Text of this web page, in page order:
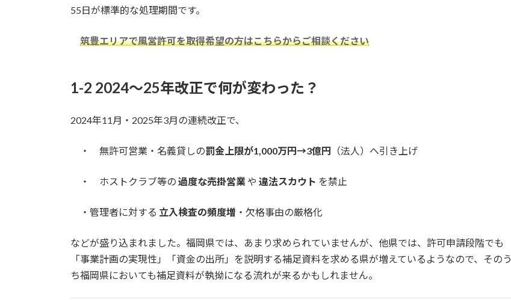
55日が標準的な処理期間です。
筑豊エリアで風営許可を取得希望の方はこちらからご相談ください
1-2 2024〜25年改正で何が変わった？
2024年11月・2025年3月の連続改正で、
・ 無許可営業・名義貸しの罰金上限が1,000万円→3億円 （法人）へ引き上げ
・ ホストクラブ等の 過度な売掛営業や 違法スカウト を禁止
・管理者に対する 立入検査の頻度増 ・欠格事由の厳格化
などが盛り込まれました。福岡県では、あまり求められていませんが、他県では、許可申請段階でも
「事業計画の実現性」「資金の出所」を説明する補足資料を求める県が増えているようなので、そのう
ち福岡県においても補足資料が執拗になる流れが来るかもしれません。